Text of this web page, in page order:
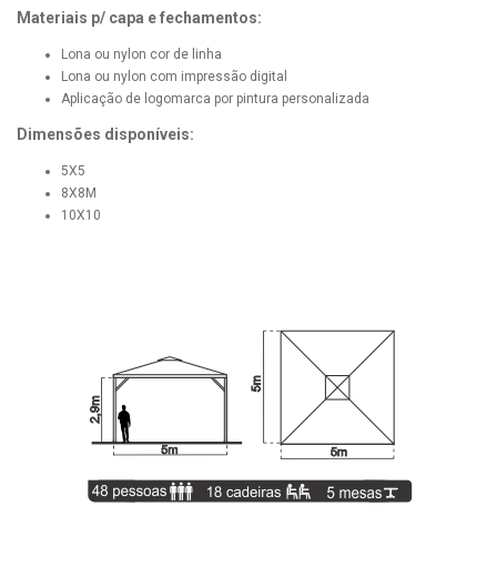
Materiais p/ capa e fechamentos:
Lona ou nylon cor de linha
Lona ou nylon com impressão digital
Aplicação de logomarca por pintura personalizada
Dimensões disponíveis:
5X5
8X8M
10X10